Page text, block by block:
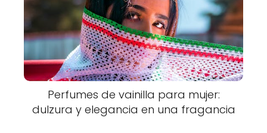
Perfumes de vainilla para mujer:
dulzura y elegancia en una fragancia